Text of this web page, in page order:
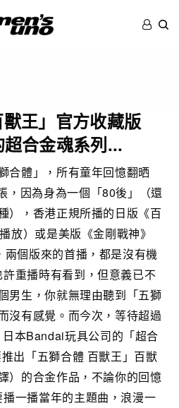
獸王」官方收藏版
合金魂系列...
合體」，所有童年回憶翻晒
，因為身為一個「80後」（還
），香港正規所播的日版《百
放）或是美版《金剛戰神》
兩個版來的首播，都是沒有機
重播時有看到，但意義已不
生，你就無理由聽到「五獅
沒有感覺。而今次，等待超過
本Bandai玩具公司的「超合
出「五獅合體 百獸王」百獣
）的合金作品，不論你的回憶
一播當年的主題曲，浪漫一